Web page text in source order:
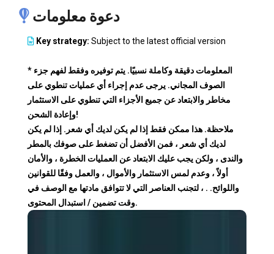
دعوة معلومات
Key strategy: Subject to the latest official version
* المعلومات دقيقة وكاملة نسبيًا. يتم توفيره وفقط لفهم جزء
الصوف المجاني. يرجى عدم إجراء أي عمليات تنطوي على
مخاطر والابتعاد عن جميع الأجزاء التي تنطوي على الاستثمار
وإعادة الشحن!
ملاحظة. هذا ممكن فقط إذا لم يكن لديك أي شعر. إذا لم يكن
لديك أي شعر ، فمن الأفضل أن تضغط على صوفك بالمطر
والندى ، ولكن يجب عليك الابتعاد عن العمليات الخطرة ، والأمان
أولاً ، وعدم لمس الاستثمار والأموال ، والعمل وفقًا للقوانين
واللوائح. . ، لتجنب العناصر التي لا تتوافق مادتها مع الوصف في
وقت تضمين / استبدال المحتوى.